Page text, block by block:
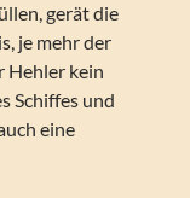
gerät die
je mehr der
Hehler kein
Schiffes und
eine